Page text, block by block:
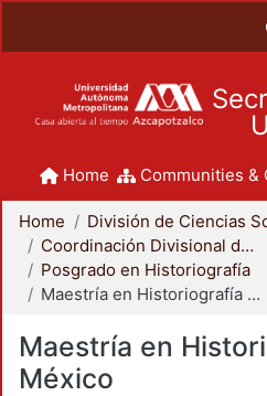
Home Communities &
Home
Coordinación Divisional de Posgrado
Posgrado en Historiografía
Maestría en Historiografía de México
Maestría en
México